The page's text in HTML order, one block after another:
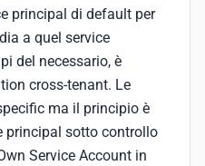
principal di default per
a quel service
del necessario, è
cross-tenant. Le
ma il principio è
principal sotto controllo
Service Account in